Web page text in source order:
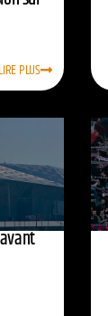
LIRE PLUS